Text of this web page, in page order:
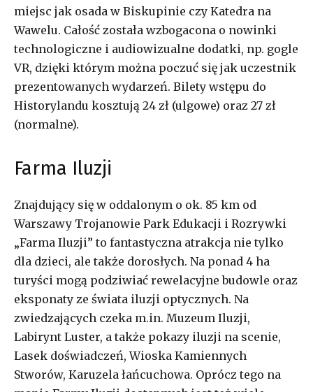
miejsc jak osada w Biskupinie czy Katedra na
Wawelu. Całość została wzbogacona o nowinki
technologiczne i audiowizualne dodatki, np. gogle
VR, dzięki którym można poczuć się jak uczestnik
prezentowanych wydarzeń. Bilety wstępu do
Historylandu kosztują 24 zł (ulgowe) oraz 27 zł
(normalne).
Farma Iluzji
Znajdujący się w oddalonym o ok. 85 km od
Warszawy Trojanowie Park Edukacji i Rozrywki
„Farma Iluzji” to fantastyczna atrakcja nie tylko
dla dzieci, ale także dorosłych. Na ponad 4 ha
turyści mogą podziwiać rewelacyjne budowle oraz
eksponaty ze świata iluzji optycznych. Na
zwiedzających czeka m.in. Muzeum Iluzji,
Labirynt Luster, a także pokazy iluzji na scenie,
Lasek doświadczeń, Wioska Kamiennych
Stworów, Karuzela łańcuchowa. Oprócz tego na